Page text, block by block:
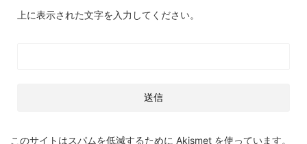
上に表示された文字を入力してください。
このサイトはスパムを低減するために Akismet を使っています。